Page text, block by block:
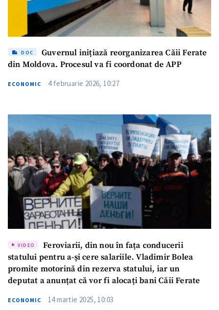
DOC
Guvernul inițiază reorganizarea Căii Ferate
din Moldova. Procesul va fi coordonat de APP
ECONOMIC 4 februarie 2026, 10:27
VIDEO
Feroviarii, din nou în fața conducerii
statului pentru a-și cere salariile. Vladimir Bolea
promite motorină din rezerva statului, iar un
deputat a anunțat că vor fi alocați bani Căii Ferate
ECONOMIC 14 martie 2025, 10:03